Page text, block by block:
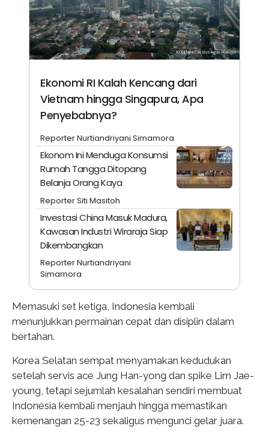
Ekonomi RI Kalah Kencang dari
Vietnam hingga Singapura, Apa
Penyebabnya?
Reporter Nurtiandriyani Simamora
Ekonom Ini Menduga Konsumsi
Rumah Tangga Ditopang
Belanja Orang Kaya
Reporter Siti Masitoh
Investasi China Masuk Madura,
Kawasan Industri Wiraraja Siap
Dikembangkan
Reporter Nurtiandriyani
Simamora
Memasuki set ketiga, Indonesia kembali
menunjukkan permainan cepat dan disiplin dalam
bertahan.
Korea Selatan sempat menyamakan kedudukan
setelah servis ace Jung Han-yong dan spike Lim Jae-
young, tetapi sejumlah kesalahan sendiri membuat
Indonesia kembali menjauh hingga memastikan
kemenangan 25-23 sekaligus mengunci gelar juara.